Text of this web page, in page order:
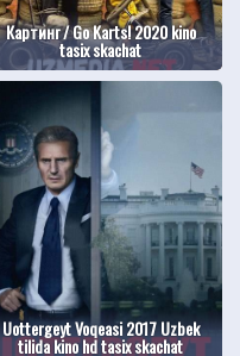
Картинг / Go Karts! 2020 kino
tasix skachat
Uottergeyt Voqeasi 2017 Uzbek
tilida kino hd tasix skachat